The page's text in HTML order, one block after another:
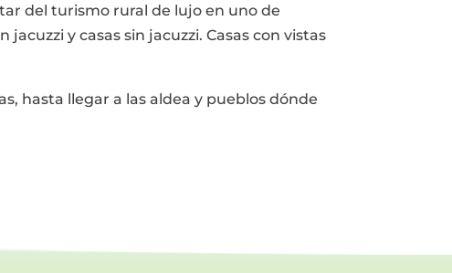
del turismo rural de lujo en uno de
y casas sin jacuzzi. Casas con vistas
hasta llegar a las aldea y pueblos dónde